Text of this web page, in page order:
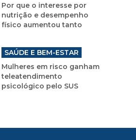
Por que o interesse por
nutrição e desempenho
físico aumentou tanto
SAÚDE E BEM-ESTAR
Mulheres em risco ganham
teleatendimento
psicológico pelo SUS